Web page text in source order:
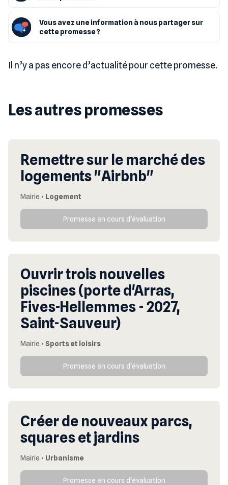
Vous avez une information à nous partager sur
cette promesse ?
Il n’y a pas encore d’actualité pour cette promesse.
Les autres promesses
Remettre sur le marché des
logements "Airbnb"
Mairie • Logement
Promesse en cours d'évaluation
Ouvrir trois nouvelles
piscines (porte d'Arras,
Fives-Hellemmes - 2027,
Saint-Sauveur)
Mairie • Sports et loisirs
Promesse en cours d'évaluation
Créer de nouveaux parcs,
squares et jardins
Mairie • Urbanisme
Promesse en cours d'évaluation